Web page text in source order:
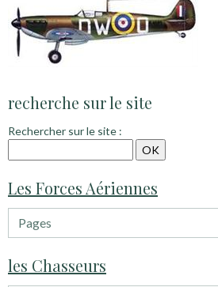
recherche sur le site
Rechercher sur le site :
Les Forces Aériennes
les Chasseurs